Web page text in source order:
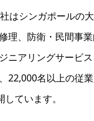
はシンガポールの
理、防衛・民間事
ニアリングサービス
22,000名以上の従
ています。